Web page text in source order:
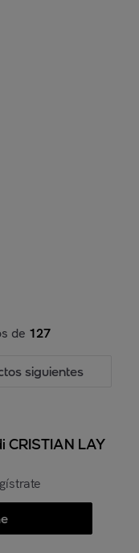
de 127
siguientes
CRISTIAN LAY